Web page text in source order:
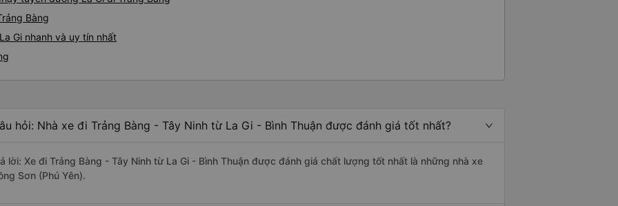
Bàng
Gi nhanh và uy tín nhất
hỏi: Nhà xe đi Trảng Bàng - Tây Ninh từ La Gi - Bình Thuận được đánh giá tốt nhất?
lời: Xe đi Trảng Bàng - Tây Ninh từ La Gi - Bình Thuận được đánh giá chất lượng tốt nhất là những nhà xe
Sơn (Phú Yên).